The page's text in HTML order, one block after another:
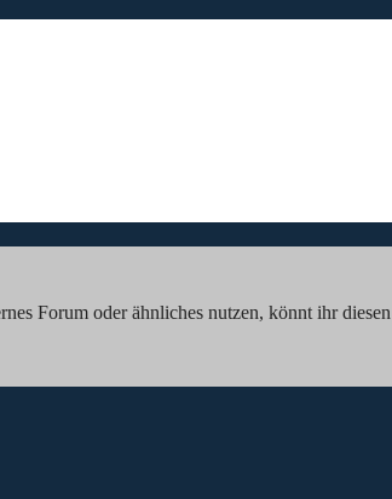
Forum oder ähnliches nutzen, könnt ihr diesen